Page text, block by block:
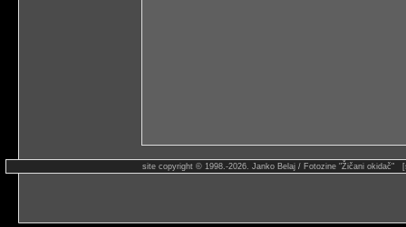
site copyright © 1998.-2026. Janko Belaj / Fotozine "Žičani okidač"